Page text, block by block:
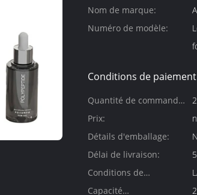
Nom de marque:
Numéro de modèle:
Conditions de
Quantité de commande
min:
Prix:
Détails d'emballage:
Délai de livraison:
Conditions de
paiement:
Capacité